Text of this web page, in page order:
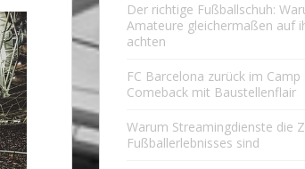
Der richtige Fußballschuh:
Amateure gleichermaßen auf
achten
FC Barcelona zurück im Camp
Comeback mit Baustellenflair
Warum Streamingdienste die
Fußballerlebnisses sind